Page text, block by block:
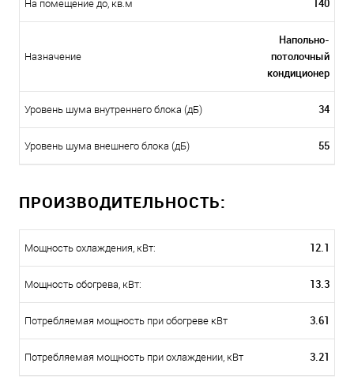
На помещение до, кв.м 140
Назначение
Напольно-
потолочный
кондиционер
Уровень шума внутреннего блока (дБ) 34
Уровень шума внешнего блока (дБ) 55
ПРОИЗВОДИТЕЛЬНОСТЬ:
Мощность охлаждения, кВт: 12.1
Мощность обогрева, кВт: 13.3
Потребляемая мощность при обогреве кВт 3.61
Потребляемая мощность при охлаждении, кВт 3.21